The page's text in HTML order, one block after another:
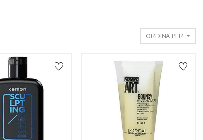
ORDINA PER